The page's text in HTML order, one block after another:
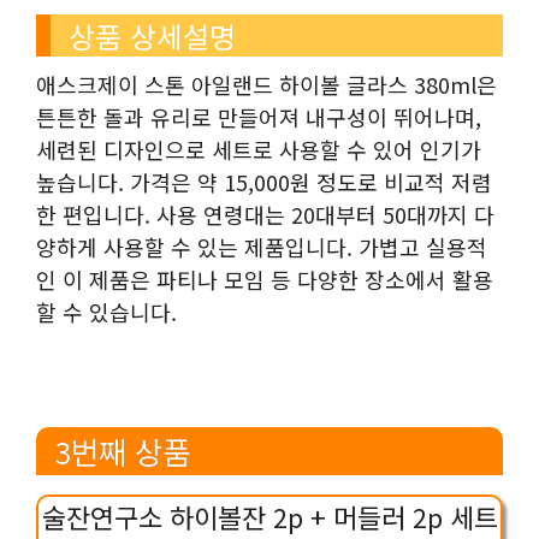
상품 상세설명
애스크제이 스톤 아일랜드 하이볼 글라스 380ml은
튼튼한 돌과 유리로 만들어져 내구성이 뛰어나며,
세련된 디자인으로 세트로 사용할 수 있어 인기가
높습니다. 가격은 약 15,000원 정도로 비교적 저렴
한 편입니다. 사용 연령대는 20대부터 50대까지 다
양하게 사용할 수 있는 제품입니다. 가볍고 실용적
인 이 제품은 파티나 모임 등 다양한 장소에서 활용
할 수 있습니다.
3번째 상품
술잔연구소 하이볼잔 2p + 머들러 2p 세트